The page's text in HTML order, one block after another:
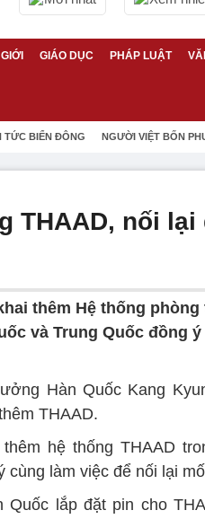
GIÁO DỤC PHÁP LUẬT
TỨC BIỂN ĐÔNG NGƯỜI VIỆT BỐN
THAAD, nối
thêm Hệ thống
và Trung Quốc đồng
Hàn Quốc Kang
THAAD.
hệ thống THAAD
cùng làm việc để nối lại
lắp đặt pin cho